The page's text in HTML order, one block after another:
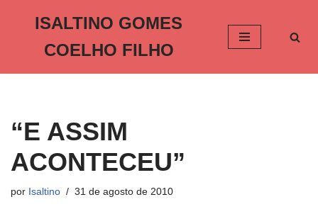
o
ISALTINO GOMES
COELHO FILHO
“E ASSIM
ACONTECEU”
por Isaltino 31 de agosto de 2010